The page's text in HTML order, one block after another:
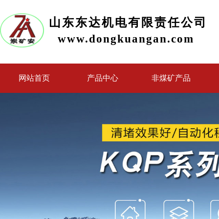
山东东达机电有限责任公司
www.dongkuangan.com
网站首页 产品中心 非煤矿产品